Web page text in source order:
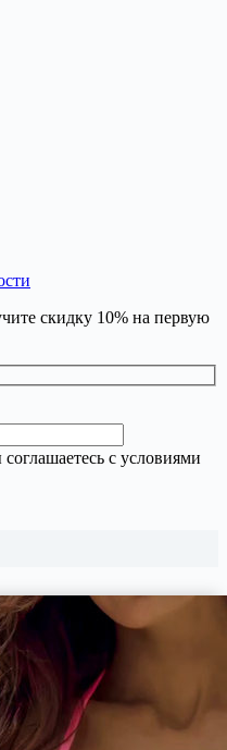
скидку 10% на первую
с условиями